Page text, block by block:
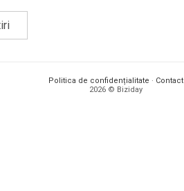
Politica de confidențialitate · Contact
2026 © Biziday